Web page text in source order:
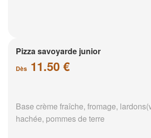
Pizza savoyarde junior
Dès 11.50 €
Base crème fraîche, fromage,
hachée, pommes de terre